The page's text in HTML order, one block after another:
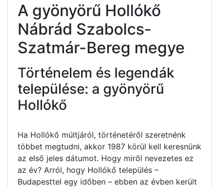
A gyönyörű Hollókő
Nábrád Szabolcs-
Szatmár-Bereg megye
Történelem és legendák
települése: a gyönyörű
Hollókő
Ha Hollókő múltjáról, történetéről szeretnénk
többet megtudni, akkor 1987 körül kell keresnünk
az első jeles dátumot. Hogy miről nevezetes ez
az év? Arról, hogy Hollókő település –
Budapesttel egy időben – ebben az évben került